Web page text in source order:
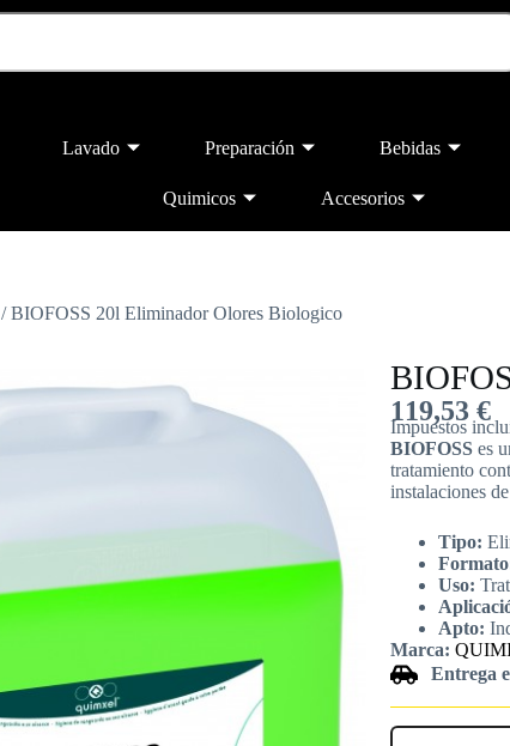
Lavado Preparación Bebidas
Quimicos Accesorios
/ BIOFOSS 20l Eliminador Olores Biologico
119,53 €
Impuestos
BIOFOSS es
tratamiento
instalaciones
Tipo:
Uso:
Apto:
Marca:
Entrega